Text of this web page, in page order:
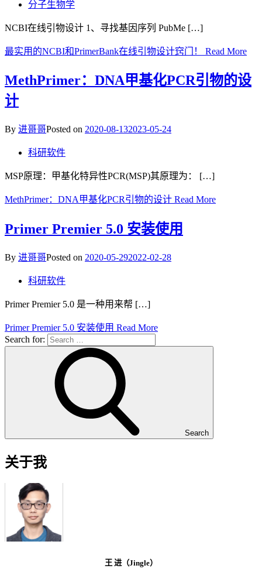
分子生物学
NCBI在线引物设计 1、寻找基因序列 PubMe […]
最实用的NCBI和PrimerBank在线引物设计窍门！ Read More
MethPrimer：DNA甲基化PCR引物的设
计
By 进哥哥Posted on 2020-08-132023-05-24
科研软件
MSP原理：甲基化特异性PCR(MSP)其原理为： […]
MethPrimer：DNA甲基化PCR引物的设计 Read More
Primer Premier 5.0 安装使用
By 进哥哥Posted on 2020-05-292022-02-28
科研软件
Primer Premier 5.0 是一种用来帮 […]
Primer Premier 5.0 安装使用 Read More
Search for:
Search
关于我
王 进（Jingle）